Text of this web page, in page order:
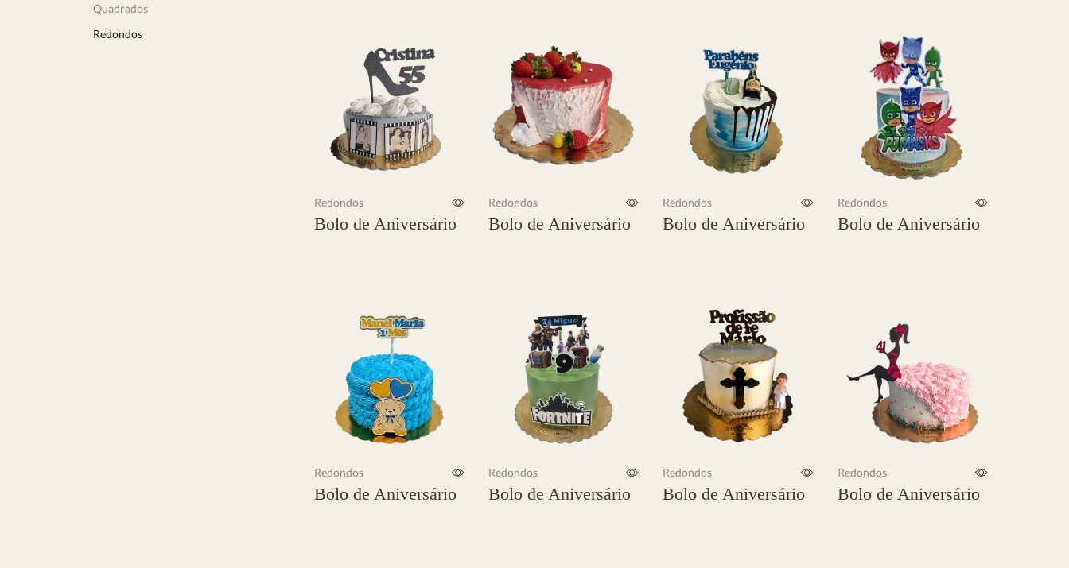
Redondos
Bolo de Aniversário
Redondos
Bolo de Aniversário
Redondos
Bolo de Aniversário
Redondos
Bolo de Aniversário
Redondos
Bolo de Aniversário
Redondos
Bolo de Aniversário
Redondos
Bolo de Aniversário
Redondos
Bolo de Aniversário
Quadrados
Redondos